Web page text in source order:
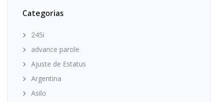
Categorias
245i
advance parole
Ajuste de Estatus
Argentina
Asilo